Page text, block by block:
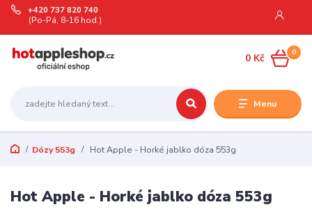
Menu
+420 737 820 740
(Po-Pá, 8-16 hod.)
0
0 Kč
Dózy 553g Hot Apple - Horké jablko dóza 553g
Hot Apple - Horké jablko dóza 553g